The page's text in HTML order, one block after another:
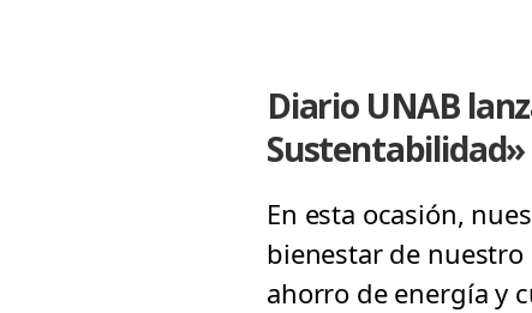
Diario UNAB
Sustentabilidad»
En esta ocasión,
bienestar de
ahorro de energía y